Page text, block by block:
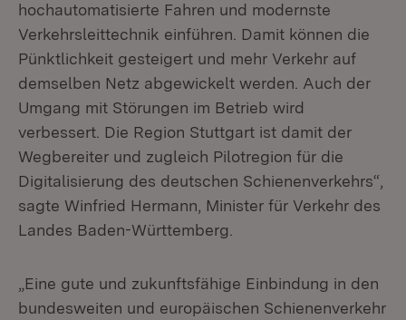
hochautomatisierte Fahren und modernste
Verkehrsleittechnik einführen. Damit können die
Pünktlichkeit gesteigert und mehr Verkehr auf
demselben Netz abgewickelt werden. Auch der
Umgang mit Störungen im Betrieb wird
verbessert. Die Region Stuttgart ist damit der
Wegbereiter und zugleich Pilotregion für die
Digitalisierung des deutschen Schienenverkehrs“,
sagte Winfried Hermann, Minister für Verkehr des
Landes Baden-Württemberg.
„Eine gute und zukunftsfähige Einbindung in den
bundesweiten und europäischen Schienenverkehr